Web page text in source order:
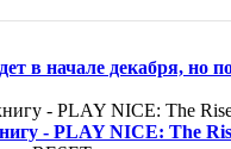
в начале декабря, но
- PLAY NICE: The